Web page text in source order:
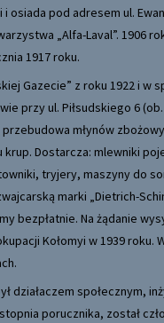
i osiada pod adresem ul.
„Alfa-Laval”. 1906
1917 roku.
Gazecie” z roku 1922 i
przy ul. Piłsudskiego 6
przebudowa młynów
Dostarcza: mlewniki
tryjery, maszyny do
marki „Dietrich-
bezpłatnie. Na żądanie
Kołomyi w 1939 roku.
działaczem społecznym,
porucznika, został